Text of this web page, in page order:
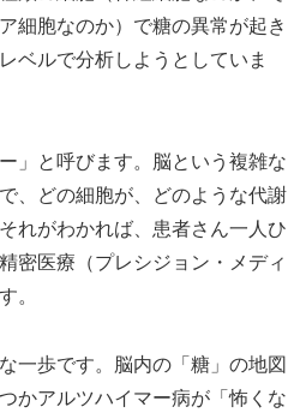
細胞なのか）で糖の異常が起き
ベルで分析しようとしていま
」と呼びます。脳という複雑な
、どの細胞が、どのような代謝
れがわかれば、患者さん一人ひ
密医療（プレシジョン・メディ
。
一歩です。脳内の「糖」の地図
かアルツハイマー病が「怖くな